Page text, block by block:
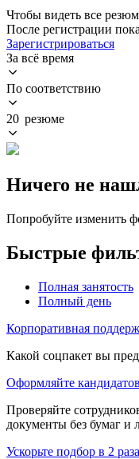
Чтобы видеть все
После регистрации
Зарегистрироваться
За всё время
По соответствию
20 резюме
Ничего не
Попробуйте изменить
Быстрые
Полная занятость
Полный день
Корпоративная
Какой соцпакет вы
Оформляйте
Проверяйте
документы без бумаг и
Ускорьте подбор в 2